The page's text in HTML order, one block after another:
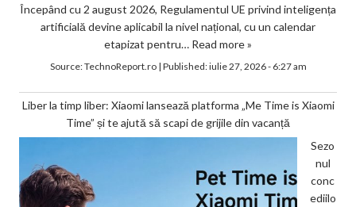
Începând cu 2 august 2026, Regulamentul UE privind inteligența
artificială devine aplicabil la nivel național, cu un calendar
etapizat pentru… Read more »
Source:TechnoReport.ro| Published:iulie 27, 2026 - 6:27 am
Liber la timp liber: Xiaomi lansează platforma „Me Time is Xiaomi
Time” și te ajută să scapi de grijile din vacanță
Sezo
nul
conc
ediilo